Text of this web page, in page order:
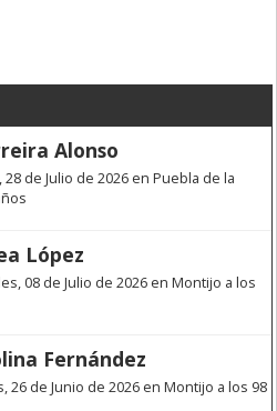
Alonso
de Julio de 2026 en Puebla de la
López
08 de Julio de 2026 en Montijo a los
Fernández
26 de Junio de 2026 en Montijo a los 98